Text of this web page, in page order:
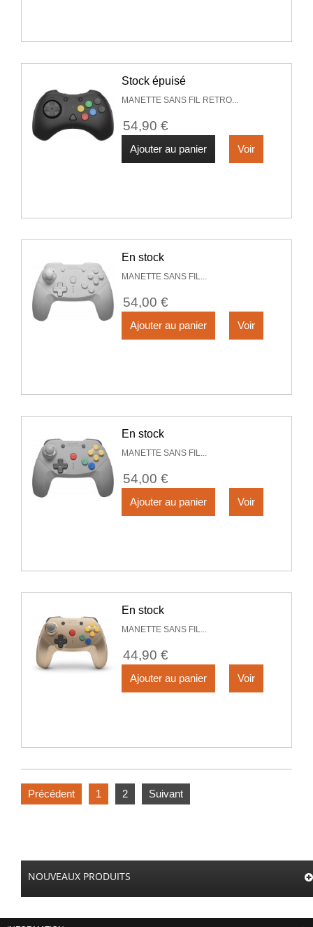
Stock épuisé
MANETTE SANS FIL RETRO...
54,90 €
Ajouter au panier Voir
En stock
MANETTE SANS FIL...
54,00 €
Ajouter au panier Voir
En stock
MANETTE SANS FIL...
54,00 €
Ajouter au panier Voir
En stock
MANETTE SANS FIL...
44,90 €
Ajouter au panier Voir
Précédent 1 2 Suivant
NOUVEAUX PRODUITS